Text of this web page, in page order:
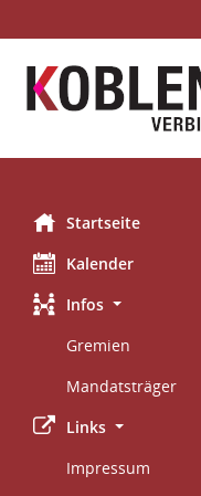
Startseite
Kalender
Infos
Gremien
Mandatsträger
Links
Impressum